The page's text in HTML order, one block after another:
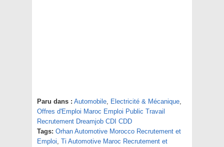
Paru dans : Automobile, Electricité & Mécanique,
Offres d'Emploi Maroc Emploi Public Travail
Recrutement Dreamjob CDI CDD
Tags: Orhan Automotive Morocco Recrutement et
Emploi, Ti Automotive Maroc Recrutement et